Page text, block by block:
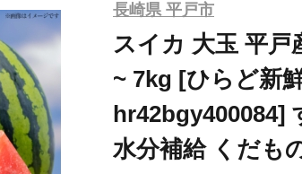
長崎県 平戸市
スイカ 大玉 平
~ 7kg [ひらど新
hr42bgy400084]
水分補給 くだも